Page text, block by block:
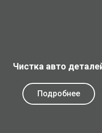
Чистка авто
Подробнее